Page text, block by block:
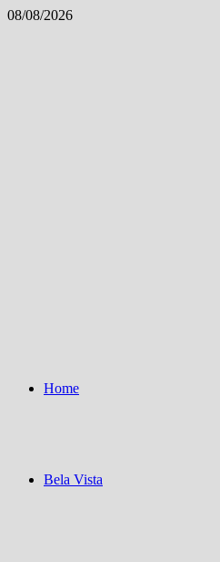
Skip
08/08/2026
Home
Bela Vista